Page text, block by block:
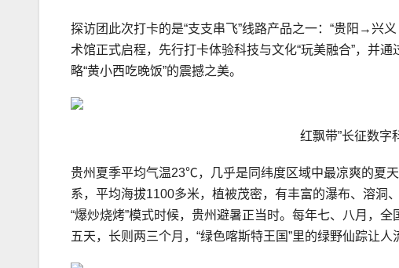
探访团此次打卡的是“支支串飞”线路产品之一：“贵阳→
术馆正式启程，先行打卡体验科技与文化“玩美融合”，并
略“黄小西吃晚饭”的震撼之美。
红飘带”长征数字
贵州夏季平均气温23℃，几乎是同纬度区域中最凉爽的夏
系，平均海拔1100多米，植被茂密，有丰富的瀑布、溶洞
“爆炒烧烤”模式时候，贵州避暑正当时。每年七、八月，
五天，长则两三个月，“绿色喀斯特王国”里的绿野仙踪让人